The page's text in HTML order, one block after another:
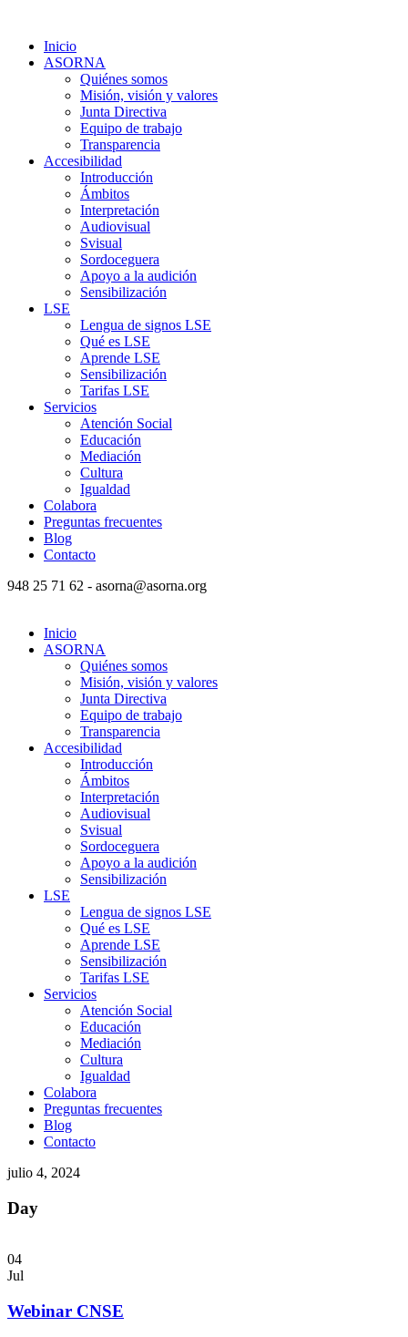
Inicio
ASORNA
Quiénes somos
Misión, visión y valores
Junta Directiva
Equipo de trabajo
Transparencia
Accesibilidad
Introducción
Ámbitos
Interpretación
Audiovisual
Svisual
Sordoceguera
Apoyo a la audición
Sensibilización
LSE
Lengua de signos LSE
Qué es LSE
Aprende LSE
Sensibilización
Tarifas LSE
Servicios
Atención Social
Educación
Mediación
Cultura
Igualdad
Colabora
Preguntas frecuentes
Blog
Contacto
948 25 71 62 - asorna@asorna.org
Inicio
ASORNA
Quiénes somos
Misión, visión y valores
Junta Directiva
Equipo de trabajo
Transparencia
Accesibilidad
Introducción
Ámbitos
Interpretación
Audiovisual
Svisual
Sordoceguera
Apoyo a la audición
Sensibilización
LSE
Lengua de signos LSE
Qué es LSE
Aprende LSE
Sensibilización
Tarifas LSE
Servicios
Atención Social
Educación
Mediación
Cultura
Igualdad
Colabora
Preguntas frecuentes
Blog
Contacto
julio 4, 2024
Day
04
Jul
Webinar CNSE